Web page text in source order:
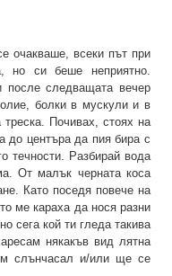
очакваше, всеки път при
но си беше неприятно.
после следващата вечер
болки в мускули и в
Почивах, стоях на
до центъра да пия бира с
течности. Разбирай вода
От малък черната коса
Като поседя повече на
ме караха да нося разни
сега кой ти гледа такива
някакъв вид лятна
слънчасал и/или ще се